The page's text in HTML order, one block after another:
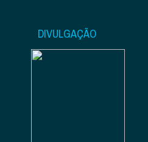
DIVULGAÇÃO